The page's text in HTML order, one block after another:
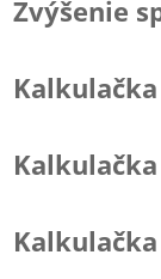
Zvýšenie
Kalkulačka